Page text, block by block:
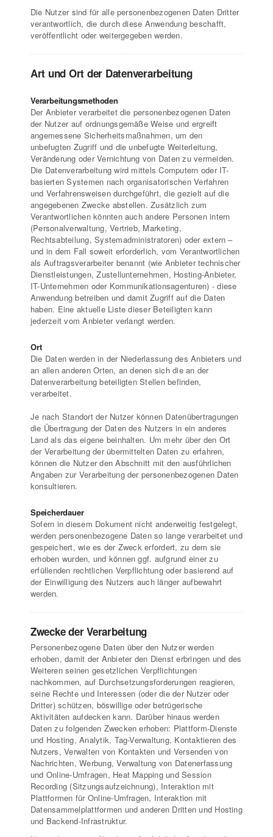
Die Nutzer sind für alle personenbezogenen Daten Dritter
verantwortlich, die durch diese Anwendung beschafft,
veröffentlicht oder weitergegeben werden.
Art und Ort der Datenverarbeitung
Verarbeitungsmethoden
Der Anbieter verarbeitet die personenbezogenen Daten
der Nutzer auf ordnungsgemäße Weise und ergreift
angemessene Sicherheitsmaßnahmen, um den
unbefugten Zugriff und die unbefugte Weiterleitung,
Veränderung oder Vernichtung von Daten zu vermeiden.
Die Datenverarbeitung wird mittels Computern oder IT-
basierten Systemen nach organisatorischen Verfahren
und Verfahrensweisen durchgeführt, die gezielt auf die
angegebenen Zwecke abstellen. Zusätzlich zum
Verantwortlichen könnten auch andere Personen intern
(Personalverwaltung, Vertrieb, Marketing,
Rechtsabteilung, Systemadministratoren) oder extern –
und in dem Fall soweit erforderlich, vom Verantwortlichen
als Auftragsverarbeiter benannt (wie Anbieter technischer
Dienstleistungen, Zustellunternehmen, Hosting-Anbieter,
IT-Unternehmen oder Kommunikationsagenturen) - diese
Anwendung betreiben und damit Zugriff auf die Daten
haben. Eine aktuelle Liste dieser Beteiligten kann
jederzeit vom Anbieter verlangt werden.
Ort
Die Daten werden in der Niederlassung des Anbieters und
an allen anderen Orten, an denen sich die an der
Datenverarbeitung beteiligten Stellen befinden,
verarbeitet.
Je nach Standort der Nutzer können Datenübertragungen
die Übertragung der Daten des Nutzers in ein anderes
Land als das eigene beinhalten. Um mehr über den Ort
der Verarbeitung der übermittelten Daten zu erfahren,
können die Nutzer den Abschnitt mit den ausführlichen
Angaben zur Verarbeitung der personenbezogenen Daten
konsultieren.
Speicherdauer
Sofern in diesem Dokument nicht anderweitig festgelegt,
werden personenbezogene Daten so lange verarbeitet und
gespeichert, wie es der Zweck erfordert, zu dem sie
erhoben wurden, und können ggf. aufgrund einer zu
erfüllenden rechtlichen Verpflichtung oder basierend auf
der Einwilligung des Nutzers auch länger aufbewahrt
werden.
Zwecke der Verarbeitung
Personenbezogene Daten über den Nutzer werden
erhoben, damit der Anbieter den Dienst erbringen und des
Weiteren seinen gesetzlichen Verpflichtungen
nachkommen, auf Durchsetzungsforderungen reagieren,
seine Rechte und Interessen (oder die der Nutzer oder
Dritter) schützen, böswillige oder betrügerische
Aktivitäten aufdecken kann. Darüber hinaus werden
Daten zu folgenden Zwecken erhoben: Plattform-Dienste
und Hosting, Analytik, Tag-Verwaltung, Kontaktieren des
Nutzers, Verwalten von Kontakten und Versenden von
Nachrichten, Werbung, Verwaltung von Datenerfassung
und Online-Umfragen, Heat Mapping und Session
Recording (Sitzungsaufzeichnung), Interaktion mit
Plattformen für Online-Umfragen, Interaktion mit
Datensammelplattformen und anderen Dritten und Hosting
und Backend-Infrastruktur.